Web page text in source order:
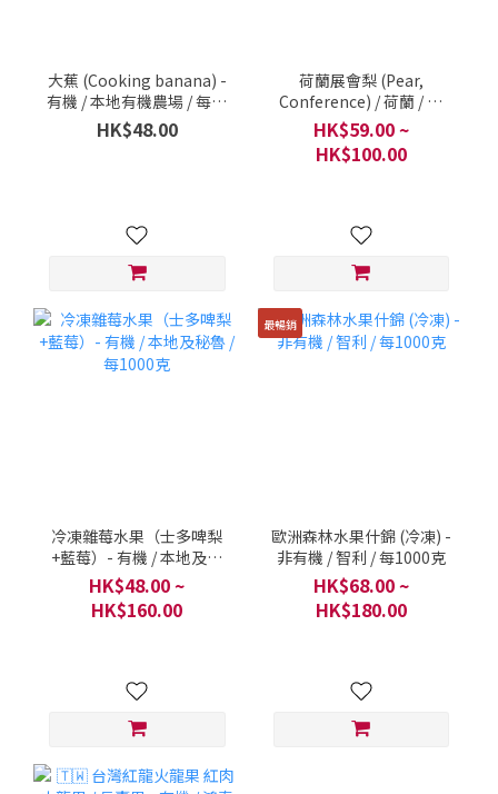
大蕉 (Cooking banana) -
有機 / 本地有機農場 / 每斤
(600克)
HK$48.00
荷蘭展會梨 (Pear,
Conference) / 荷蘭 / 每
500克
HK$59.00 ~
HK$100.00
冷凍雜莓水果（士多啤梨
+藍莓）- 有機 / 本地及秘
魯 / 每1000克
HK$48.00 ~
HK$160.00
最暢銷
歐洲森林水果什錦 (冷凍) -
非有機 / 智利 / 每1000克
HK$68.00 ~
HK$180.00